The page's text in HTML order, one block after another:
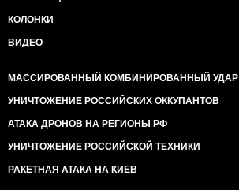
КОЛОНКИ
ВИДЕО
МАССИРОВАННЫЙ КОМБИНИРОВАННЫЙ УДАР
УНИЧТОЖЕНИЕ РОССИЙСКИХ ОККУПАНТОВ
АТАКА ДРОНОВ НА РЕГИОНЫ РФ
УНИЧТОЖЕНИЕ РОССИЙСКОЙ ТЕХНИКИ
РАКЕТНАЯ АТАКА НА КИЕВ